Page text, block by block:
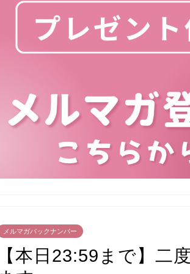
メルマガバックナンバー
【本日23:59まで】二